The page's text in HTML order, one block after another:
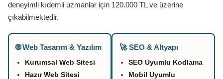
deneyimli kıdemli uzmanlar için 120.000 TL ve üzerine
çıkabilmektedir.
🌐 Web Tasarım & Yazılım
Kurumsal Web Sitesi
Hazır Web Sitesi
🚀 SEO & Altyapı
SEO Uyumlu Kodlama
Mobil Uyumlu